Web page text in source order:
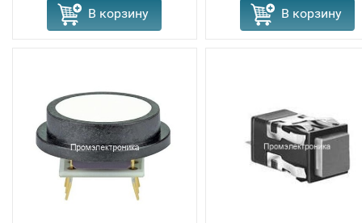
В корзину В корзину